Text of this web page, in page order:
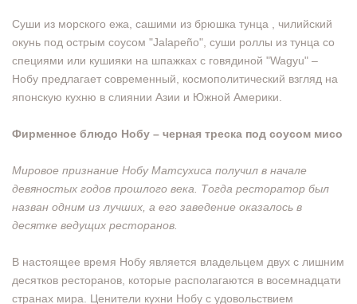
Суши из морского ежа, сашими из брюшка тунца , чилийский
окунь под острым соусом "Jalapeño", суши роллы из тунца со
специями или кушияки на шпажках с говядиной "Wagyu" –
Нобу предлагает современный, космополитический взгляд на
японскую кухню в слиянии Азии и Южной Америки.
Фирменное блюдо Нобу – черная треска под соусом мисо
Мировое признание Нобу Матсухиса получил в начале
девяностых годов прошлого века. Тогда ресторатор был
назван одним из лучших, а его заведение оказалось в
десятке ведущих ресторанов.
В настоящее время Нобу является владельцем двух с лишним
десятков ресторанов, которые располагаются в восемнадцати
странах мира. Ценители кухни Нобу с удовольствием